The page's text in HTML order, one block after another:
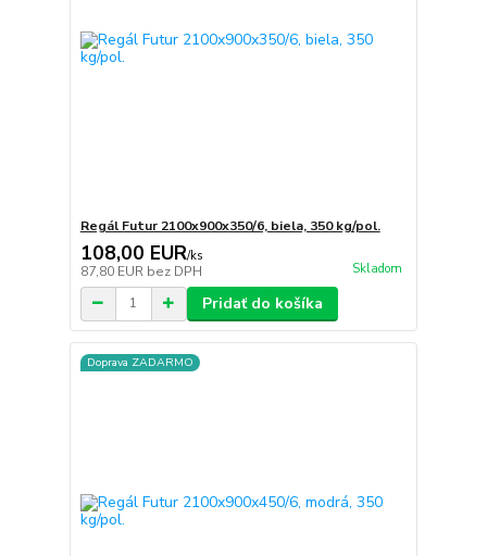
Regál Futur 2100x900x350/6, biela, 350 kg/pol.
108,00 EUR/ks
87,80 EUR bez DPH Skladom
Pridať do košíka
Doprava ZADARMO